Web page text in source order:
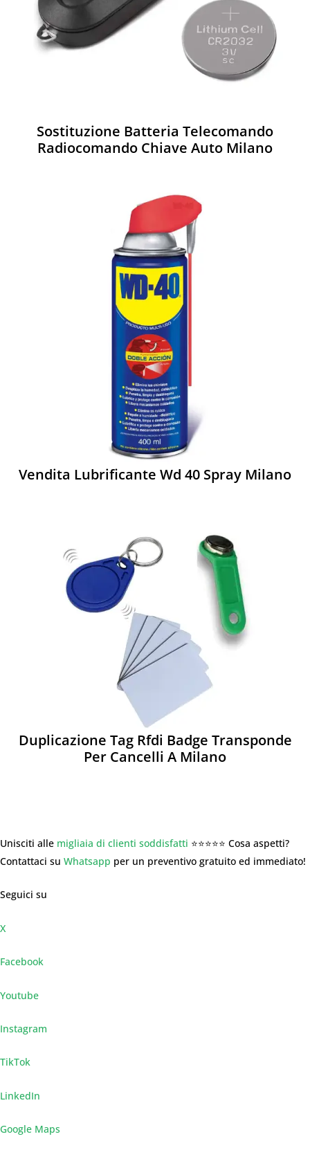
Sostituzione Batteria Telecomando
Radiocomando Chiave Auto Milano
Vendita Lubrificante Wd 40 Spray Milano
Duplicazione Tag Rfdi Badge Transponde
Per Cancelli A Milano
Unisciti alle migliaia di clienti soddisfatti ⭐⭐⭐⭐⭐ Cosa aspetti?
Contattaci su Whatsapp per un preventivo gratuito ed immediato!
Seguici su
X
Facebook
Youtube
Instagram
TikTok
LinkedIn
Google Maps